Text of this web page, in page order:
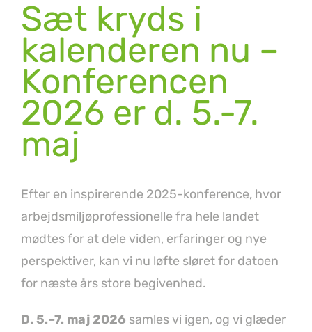
Sæt kryds i
kalenderen nu –
Konferencen
2026 er d. 5.-7.
maj
Efter en inspirerende 2025-konference, hvor
arbejdsmiljøprofessionelle fra hele landet
mødtes for at dele viden, erfaringer og nye
perspektiver, kan vi nu løfte sløret for datoen
for næste års store begivenhed.
D. 5.–7. maj 2026 samles vi igen, og vi glæder